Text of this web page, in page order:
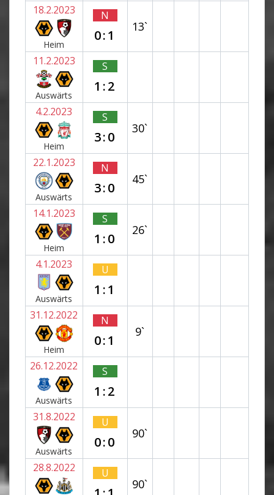
18.2.2023
Heim
N
0:1
13`
11.2.2023
Auswärts
S
1:2
4.2.2023
Heim
S
3:0
30`
22.1.2023
Auswärts
N
3:0
45`
14.1.2023
Heim
S
1:0
26`
4.1.2023
Auswärts
U
1:1
31.12.2022
Heim
N
0:1
9`
26.12.2022
Auswärts
S
1:2
31.8.2022
Auswärts
U
0:0
90`
28.8.2022 U
90`